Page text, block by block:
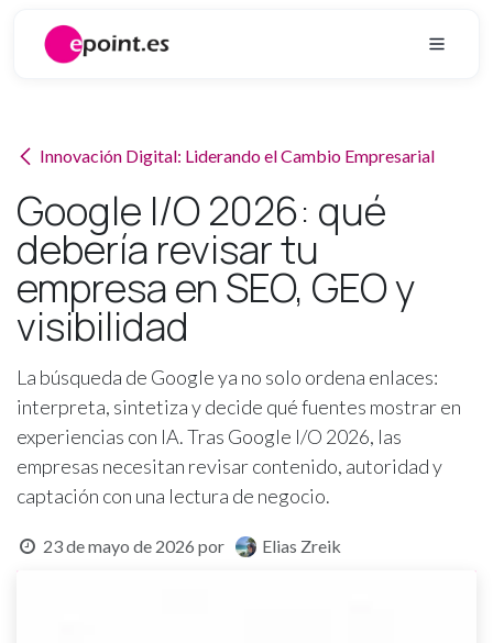
Innovación Digital: Liderando el Cambio Empresarial
Google I/O 2026: qué
debería revisar tu
empresa en SEO, GEO y
visibilidad
La búsqueda de Google ya no solo ordena enlaces:
interpreta, sintetiza y decide qué fuentes mostrar en
experiencias con IA. Tras Google I/O 2026, las
empresas necesitan revisar contenido, autoridad y
captación con una lectura de negocio.
23 de mayo de 2026 por Elias Zreik